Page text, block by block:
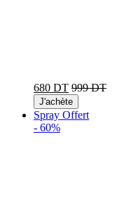
680 DT 999 DT
J'achète
Spray Offert
- 60%